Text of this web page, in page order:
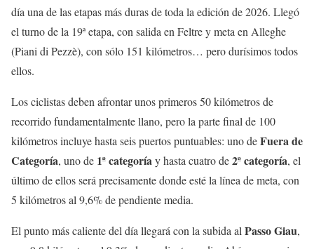
día una de las etapas más duras de toda la edición de 2026. Llegó
el turno de la 19ª etapa, con salida en Feltre y meta en Alleghe
(Piani di Pezzè), con sólo 151 kilómetros… pero durísimos todos
ellos.
Los ciclistas deben afrontar unos primeros 50 kilómetros de
recorrido fundamentalmente llano, pero la parte final de 100
kilómetros incluye hasta seis puertos puntuables: uno deFuera de
Categoría, uno de 1ª categoríay hasta cuatro de2ª categoría, el
último de ellos será precisamente donde esté la línea de meta, con
5 kilómetros al 9,6% de pendiente media.
El punto más caliente del día llegará con la subida al Passo Giau,